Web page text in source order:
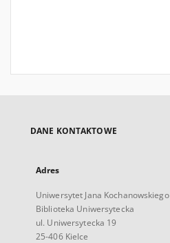
DANE KONTAKTOWE
Adres
Uniwersytet Jana Kochanowskiego
Biblioteka Uniwersytecka
ul. Uniwersytecka 19
25-406 Kielce